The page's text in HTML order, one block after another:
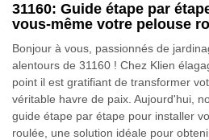
31160: Guide étape par
vous-même votre pelouse
Bonjour à vous, passionnés de
alentours de 31160 ! Chez Klien
point il est gratifiant de transformer
véritable havre de paix. Aujourd'hui,
guide étape par étape pour installer
roulée, une solution idéale pour